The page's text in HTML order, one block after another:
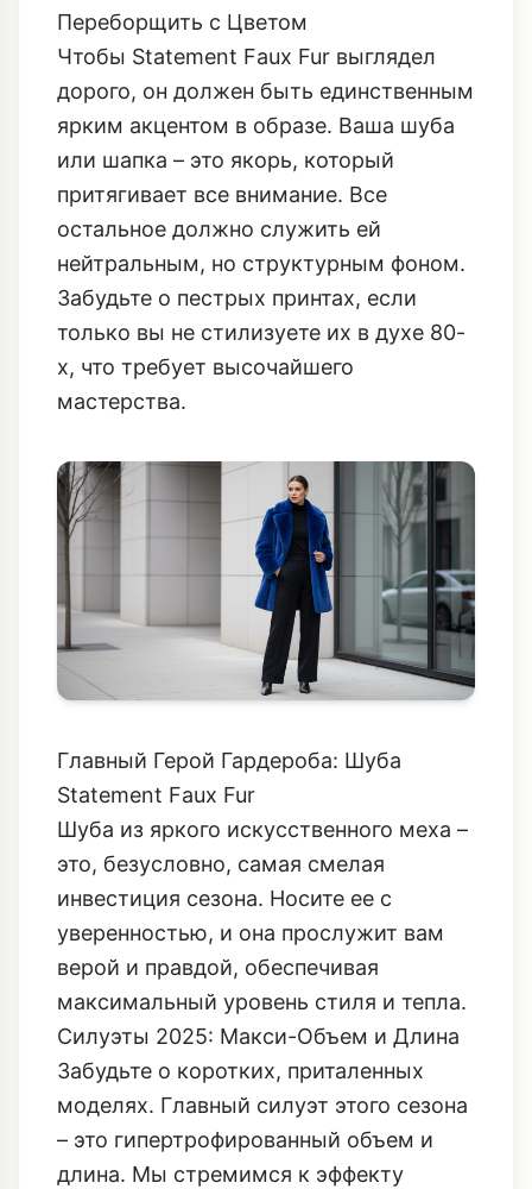
Переборщить с Цветом
Чтобы Statement Faux Fur выглядел
дорого, он должен быть единственным
ярким акцентом в образе. Ваша шуба
или шапка – это якорь, который
притягивает все внимание. Все
остальное должно служить ей
нейтральным, но структурным фоном.
Забудьте о пестрых принтах, если
только вы не стилизуете их в духе 80-
х, что требует высочайшего
мастерства.
Главный Герой Гардероба: Шуба
Statement Faux Fur
Шуба из яркого искусственного меха –
это, безусловно, самая смелая
инвестиция сезона. Носите ее с
уверенностью, и она прослужит вам
верой и правдой, обеспечивая
максимальный уровень стиля и тепла.
Силуэты 2025: Макси-Объем и Длина
Забудьте о коротких, приталенных
моделях. Главный силуэт этого сезона
– это гипертрофированный объем и
длина. Мы стремимся к эффекту